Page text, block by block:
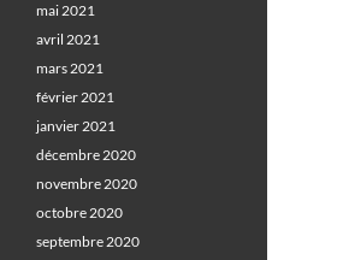
mai 2021
avril 2021
mars 2021
février 2021
janvier 2021
décembre 2020
novembre 2020
octobre 2020
septembre 2020